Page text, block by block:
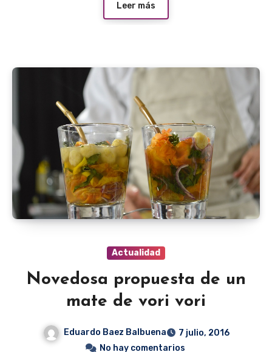
Leer más
Actualidad
Novedosa propuesta de un
mate de vori vori
Eduardo Baez Balbuena
7 julio, 2016
No hay comentarios